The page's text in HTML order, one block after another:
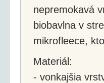
nepremokavá
biobavlna v
mikrofleece,
Materiál:
- vonkajšia